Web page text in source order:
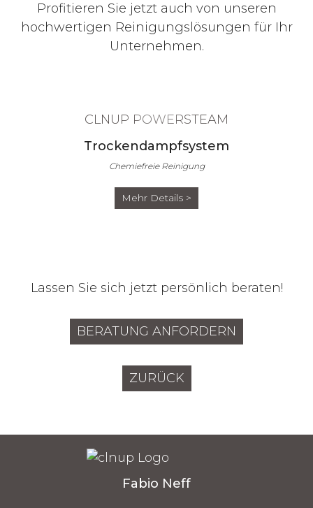
Profitieren Sie jetzt auch von unseren
hochwertigen Reinigungslösungen für Ihr
Unternehmen.
CLNUP POWERSTEAM
Trockendampfsystem
Chemiefreie Reinigung
Mehr Details >
Lassen Sie sich jetzt persönlich beraten!
BERATUNG ANFORDERN
ZURÜCK
Fabio Neff